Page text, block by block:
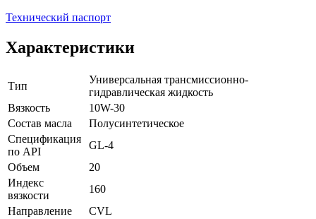
Технический паспорт
Характеристики
Тип
Универсальная трансмиссионно-
гидравлическая жидкость
Вязкость
10W-30
Состав масла
Полусинтетическое
Спецификация
по API
GL-4
Объем
20
Индекс
вязкости
160
Направление
CVL